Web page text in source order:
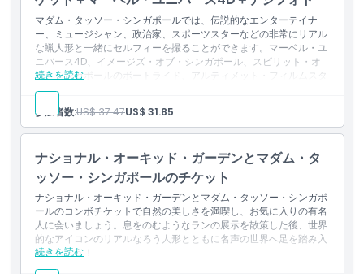
場所
行き方
キャンセルポリシー
マダム・タッソー・シンガポールでは、伝説的なエンターテイナ
ー、ミュージシャン、政治家、スポーツスターなどの非常にリアル
な蝋人形と一緒にセルフィーを撮ることができます。マーベル・ユ
ニバース4D、イメージズ・オブ・シンガポール、スピリット・オ
ブ・シンガポールのボートライド、アルティメット・フィルムスタ
ー・エクスペリエンスへの入場と、デジタルフォトのお土産が含ま
続きを読む
含まれるもの
スタンダードチケットに含まれるすべての内容
お持ち帰り用デジタルフォトのお土産1点
参加者数:US$ 37.47US$ 31.85
ナショナル・オーキッド・ガーデンとマダム・タ
ッソー・シンガポールのチケット
ナショナル・オーキッド・ガーデンとマダム・タッソー・シンガポ
ールのコンボチケットで自然の美しさを満喫し、お気に入りの有名
人に会いましょう。息をのむようなランの展示を散策した後、世界
的なアイコンのリアルなろう人形とともに名声の世界へ足を踏み入
れましょう！
続きを読む
含まれるもの